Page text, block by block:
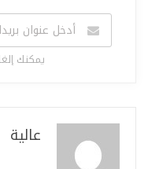
يمكنك
عالية